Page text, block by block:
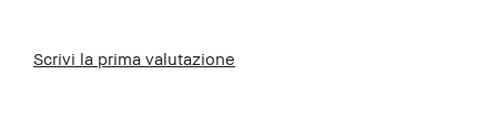
Scrivi la prima valutazione